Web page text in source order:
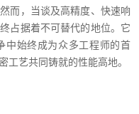
而，当谈及高精度、快速响
占据着不可替代的地位。它
中始终成为众多工程师的首
工艺共同铸就的性能高地。